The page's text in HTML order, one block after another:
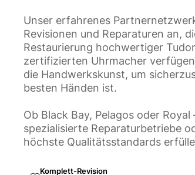
Unser erfahrenes
Revisionen und Reparaturen an,
Restaurierung hochwertiger
zertifizierten Uhrmacher
die Handwerkskunst, um
besten Händen ist.
Ob Black Bay, Pelagos oder
spezialisierte Reparaturbetriebe
höchste Qualitätsstandards
Komplett-Revision